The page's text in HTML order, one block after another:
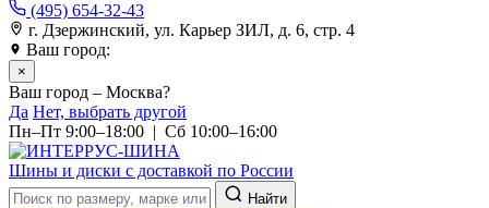
(495) 654-32-43
г. Дзержинский, ул. Карьер ЗИЛ, д. 6, стр. 4
Ваш город:
×
Ваш город – Москва?
Да Нет, выбрать другой
Пн–Пт 9:00–18:00 | Сб 10:00–16:00
Шины и диски с доставкой по России
Найти